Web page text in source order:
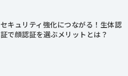
セキュリティ強化につながる！生体認
証で顔認証を選ぶメリットとは？